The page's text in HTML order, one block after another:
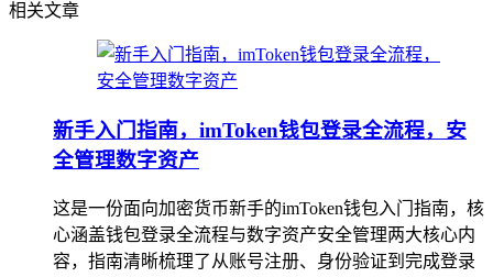
相关文章
新手入门指南，imToken钱包登录全流程，安
全管理数字资产
这是一份面向加密货币新手的imToken钱包入门指南，核
心涵盖钱包登录全流程与数字资产安全管理两大核心内
容，指南清晰梳理了从账号注册、身份验证到完成登录